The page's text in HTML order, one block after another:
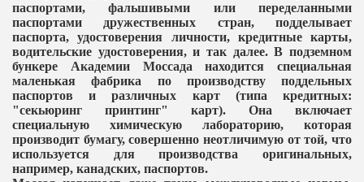
паспортами, фальшивыми или переделанными
паспортами дружественных стран, подделывает
паспорта, удостоверения личности, кредитные карты,
водительские удостоверения, и так далее. В подземном
бункере Академии Моссада находится специальная
маленькая фабрика по производству поддельных
паспортов и различных карт (типа кредитных:
"секьюринг принтинг" карт). Она включает
специальную химическую лабораторию, которая
производит бумагу, совершенно неотличимую от той, что
используется для производства оригинальных,
например, канадских, паспортов.